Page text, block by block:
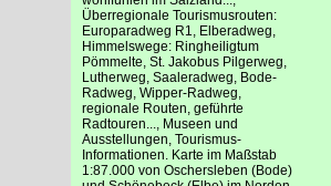
Überregionale Tourismusrouten:
Europaradweg R1, Elberadweg,
Himmelswege: Ringheiligtum
Pömmelte, St. Jakobus Pilgerweg,
Lutherweg, Saaleradweg, Bode-
Radweg, Wipper-Radweg,
regionale Routen, geführte
Radtouren..., Museen und
Ausstellungen, Tourismus-
Informationen. Karte im Maßstab
1:87.000 von Oschersleben (Bode)